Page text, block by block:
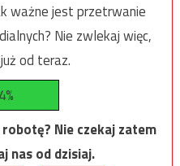
ważne jest przetrwanie
Nie zwlekaj więc,
od teraz.
Nie czekaj zatem
nas od dzisiaj.